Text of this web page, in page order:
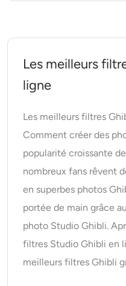
Les meilleurs
ligne
Les meilleurs filtres
Comment créer des
popularité croissante
nombreux fans rêvent
en superbes photos
portée de main grâce
photo Studio Ghibli.
filtres Studio Ghibli en
meilleurs filtres Ghibli